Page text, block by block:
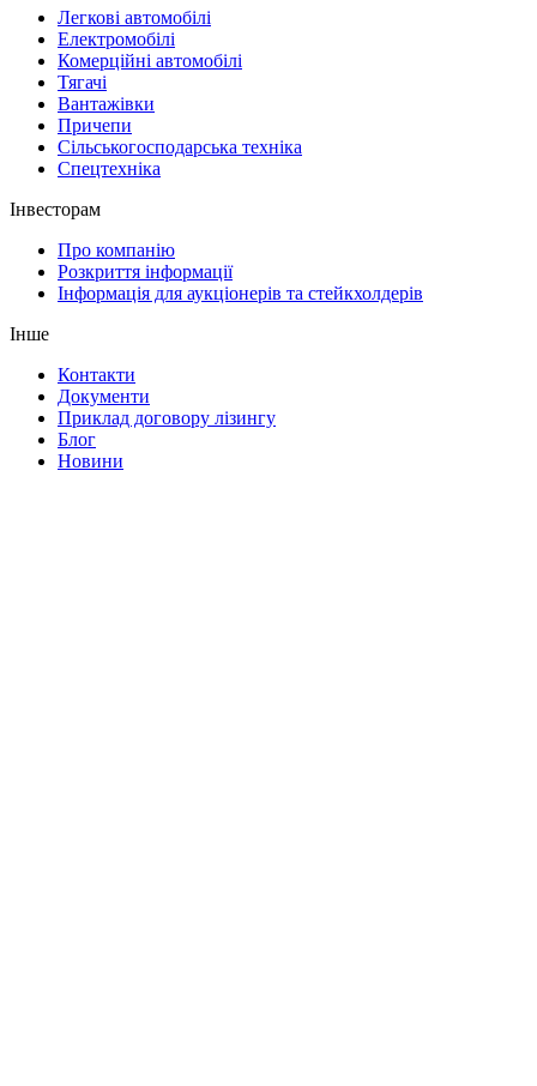
Легкові автомобілі
Електромобілі
Комерційні автомобілі
Тягачі
Вантажівки
Причепи
Сільськогосподарська техніка
Спецтехніка
Інвесторам
Про компанію
Розкриття інформації
Інформація для аукціонерів та стейкхолдерів
Інше
Контакти
Документи
Приклад договору лізингу
Блог
Новини